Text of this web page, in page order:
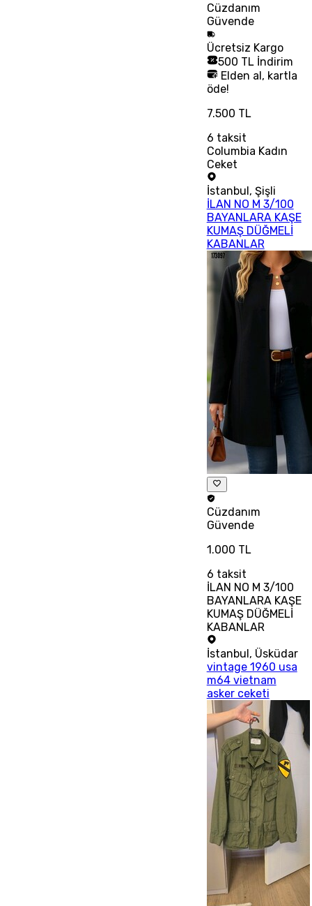
Cüzdanım
Güvende
Ücretsiz Kargo
500 TL İndirim
Elden al, kartla
öde!
7.500 TL
6 taksit
Columbia Kadın
Ceket
İstanbul, Şişli
İLAN NO M 3/100
BAYANLARA KAŞE
KUMAŞ DÜĞMELİ
KABANLAR
Cüzdanım
Güvende
1.000 TL
6 taksit
İLAN NO M 3/100
BAYANLARA KAŞE
KUMAŞ DÜĞMELİ
KABANLAR
İstanbul , Üsküdar
vintage 1960 usa
m64 vietnam
asker ceketi